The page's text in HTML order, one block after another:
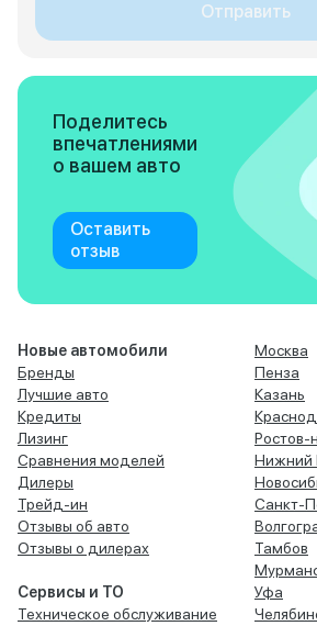
Отправить
Поделитесь
впечатлениями
о вашем авто
Оставить
отзыв
Новые автомобили
Бренды
Лучшие авто
Кредиты
Лизинг
Сравнения моделей
Дилеры
Трейд-ин
Отзывы об авто
Отзывы о дилерах
Сервисы и ТО
Техническое обслуживание
Москва
Пенза
Казань
Нижний
Санкт-
Тамбов
Уфа